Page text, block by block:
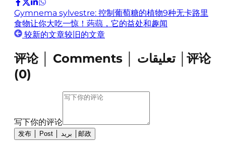
Gymnema sylvestre: 控制葡萄糖的植物9种无卡路里
食物让你大吃一惊！ 蒟蒻，它的益处和趣闻
较新的文章较旧的文章
评论 │ Comments │ تعليقات │评论
(0)
写下你的评论
发布 │ Post │ بريد │邮政